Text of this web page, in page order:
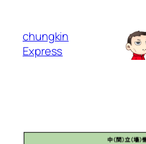
chungkin
Express